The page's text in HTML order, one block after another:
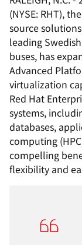
(NYSE: RHT),
source
leading
buses, has
Advanced
virtualization
Red Hat
systems,
databases,
computing
compelling
flexibility and